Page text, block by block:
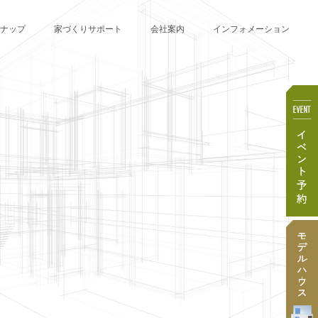
ップ 家づくりサポート 会社案内 インフォメーション